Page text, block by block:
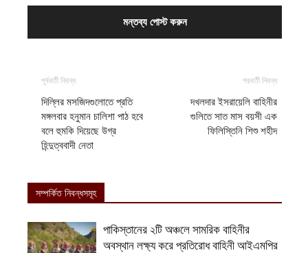
পূর্ববর্তী নিবন্ধ
দিল্লির মসজিদগুলোতে প্রতি
মঙ্গলবার হনুমান চালিশা পাঠ হবে
বলে হুমকি দিয়েছে উগ্র
হিন্দুত্ববাদী নেতা
পরবর্তী নিবন্ধ
দখলদার ইসরায়েলি বাহিনীর
গুলিতে সাত মাস বয়সী এক
ফিলিস্তিনি শিশু শহীদ
সম্পর্কিত নিবন্ধসমূহ
পাকিস্তানের ২টি অঞ্চলে সামরিক বাহিনীর
অবস্থান লক্ষ্য করে প্রতিরোধ বাহিনী আইএমপির